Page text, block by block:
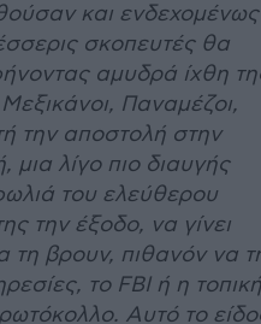
και
σκοπευτές θα
αμυδρά ίχθη
Παναμέζοι,
την αποστολή στην
λίγο πιο διαυγής
του ελεύθερου
την έξοδο, να γίνει
βρουν, πιθανόν να
το FBIή η τοπική
Αυτό το